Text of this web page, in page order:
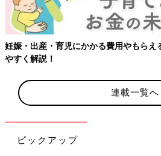
費用やもらえる補助金・助成金をわかり
連載一覧へ
ピックアップ